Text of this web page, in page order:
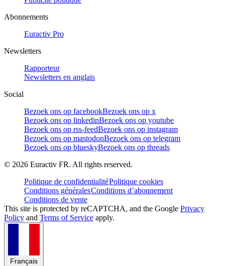
Abonnements
Euractiv Pro
Newsletters
Rapporteur
Newsletters en anglais
Social
Bezoek ons op facebookBezoek ons op x
Bezoek ons op linkedinBezoek ons op youtube
Bezoek ons op rss-feedBezoek ons op instagram
Bezoek ons op mastodonBezoek ons op telegram
Bezoek ons op blueskyBezoek ons op threads
© 2026 Euractiv FR. All rights reserved.
Politique de confidentialitéPolitique cookies
Conditions généralesConditions d’abonnement
Conditions de vente
This site is protected by reCAPTCHA, and the Google Privacy
Policy and Terms of Service apply.
Français